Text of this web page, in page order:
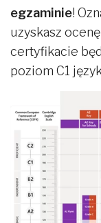
egzaminie!
uzyskasz
certyfikacie
poziom C1